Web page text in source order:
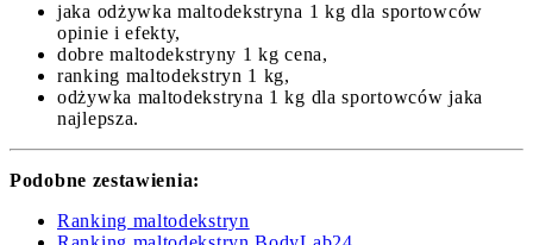
jaka odżywka maltodekstryna 1 kg dla sportowców
opinie i efekty,
dobre maltodekstryny 1 kg cena,
ranking maltodekstryn 1 kg,
odżywka maltodekstryna 1 kg dla sportowców jaka
najlepsza.
Podobne zestawienia:
Ranking maltodekstryn